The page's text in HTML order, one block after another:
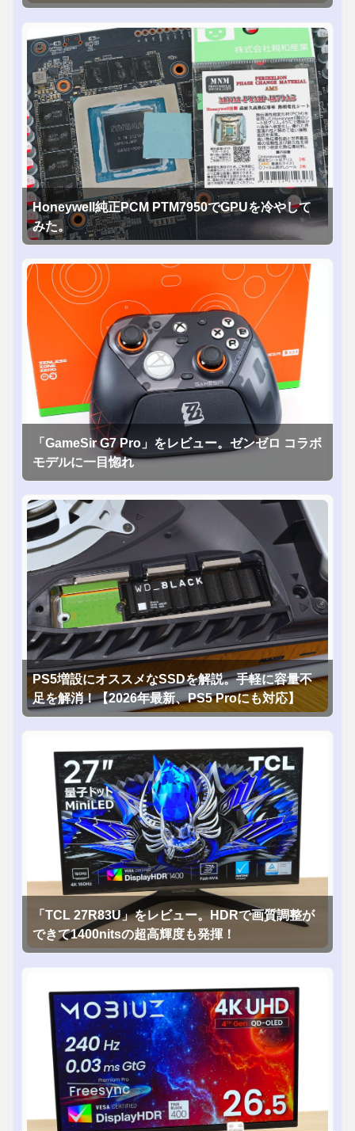
Honeywell純正PCM PTM7950でGPUを冷やして
みた。
「GameSir G7 Pro」をレビュー。ゼンゼロ コラボ
モデルに一目惚れ
PS5増設にオススメなSSDを解説。手軽に容量不
足を解消！【2026年最新、PS5 Proにも対応】
「TCL 27R83U」をレビュー。HDRで画質調整が
できて1400nitsの超高輝度も発揮！